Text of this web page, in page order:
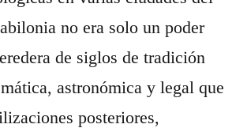
no era solo un poder
de siglos de tradición
astronómica y legal que
posteriores,